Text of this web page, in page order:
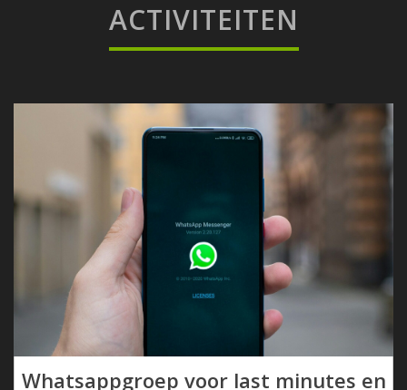
ACTIVITEITEN
Whatsappgroep voor last minutes en